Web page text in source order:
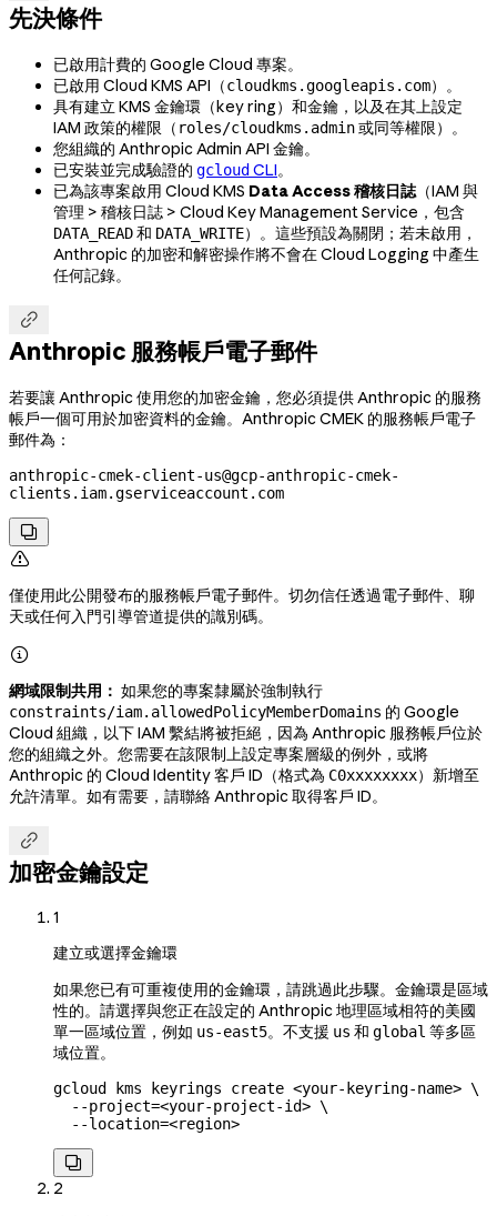
先決條件
已啟用計費的 Google Cloud 專案。
已啟用 Cloud KMS API（cloudkms.googleapis.com）。
具有建立 KMS 金鑰環（key ring）和金鑰，以及在其上設定
IAM 政策的權限（ roles/cloudkms.admin或同等權限）。
您組織的 Anthropic Admin API 金鑰。
已安裝並完成驗證的 gcloud CLI。
已為該專案啟用 Cloud KMS Data Access 稽核日誌（IAM 與
管理 > 稽核日誌 > Cloud Key Management Service，包含
DATA_READ和 DATA_WRITE）。這些預設為關閉；若未啟用，
Anthropic 的加密和解密操作將不會在 Cloud Logging 中產生
任何記錄。

Anthropic 服務帳戶電子郵件
若要讓 Anthropic 使用您的加密金鑰，您必須提供 Anthropic 的服務
帳戶一個可用於加密資料的金鑰。Anthropic CMEK 的服務帳戶電子
郵件為：
anthropic-cmek-client-us@gcp-anthropic-cmek-
clients.iam.gserviceaccount.com


僅使用此公開發布的服務帳戶電子郵件。切勿信任透過電子郵件、聊
天或任何入門引導管道提供的識別碼。

網域限制共用： 如果您的專案隸屬於強制執行
constraints/iam.allowedPolicyMemberDomains 的 Google
Cloud 組織，以下 IAM 繫結將被拒絕，因為 Anthropic 服務帳戶位於
您的組織之外。您需要在該限制上設定專案層級的例外，或將
Anthropic 的 Cloud Identity 客戶 ID（格式為 C0xxxxxxxx）新增至
允許清單。如有需要，請聯絡 Anthropic 取得客戶 ID。

加密金鑰設定
1
建立或選擇金鑰環
如果您已有可重複使用的金鑰環，請跳過此步驟。金鑰環是區域
性的。請選擇與您正在設定的 Anthropic 地理區域相符的美國
單一區域位置，例如 us-east5。不支援 us 和 global 等多區
域位置。
gcloud kms keyrings create <your-keyring-name> \
  --project=
<your-project-id> \
  --location=
<region>

2